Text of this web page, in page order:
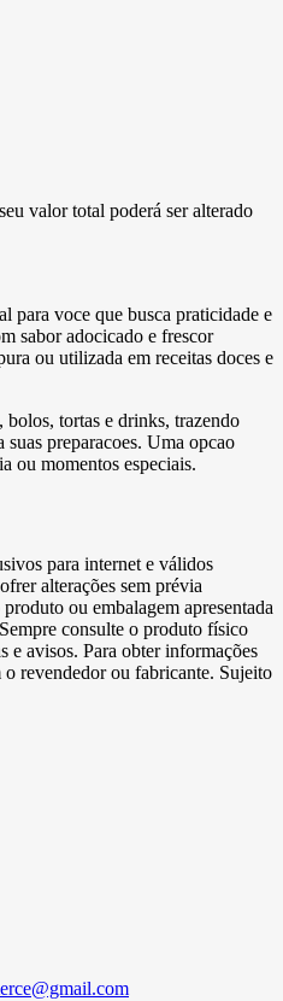
valor total poderá ser alterado
para voce que busca praticidade e
sabor adocicado e frescor
ou utilizada em receitas doces e
bolos, tortas e drinks, trazendo
suas preparacoes. Uma opcao
ou momentos especiais.
para internet e válidos
alterações sem prévia
ou embalagem apresentada
consulte o produto físico
e avisos. Para obter informações
revendedor ou fabricante. Sujeito